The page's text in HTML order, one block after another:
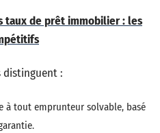
taux de prêt immobilier : les
distinguent :
à tout emprunteur solvable, basé